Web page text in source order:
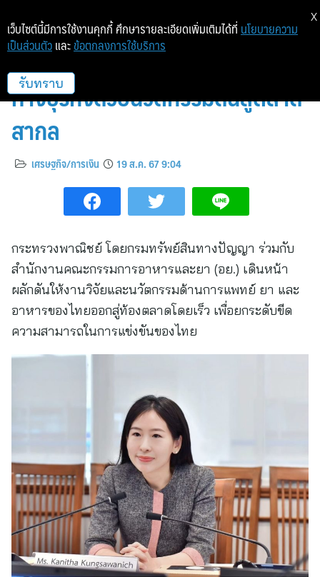
พาณิชย์ จับมือ อย. สร้างแต้มต่อ
ทางธุรกิจด้วยนวัตกรรมดันสู่ตลาด
สากล
เศรษฐกิจ/การเงิน 19 ส.ค. 67 9:04
กระทรวงพาณิชย์ โดยกรมทรัพย์สินทางปัญญา ร่วมกับ
สำนักงานคณะกรรมการอาหารและยา (อย.) เดินหน้า
ผลักดันให้งานวิจัยและนวัตกรรมด้านการแพทย์ ยา และ
อาหารของไทยออกสู่ท้องตลาดโดยเร็ว เพื่อยกระดับขีด
ความสามารถในการแข่งขันของไทย
เว็บไซต์นี้มีการใช้งานคุกกี้ ศึกษารายละเอียดเพิ่มเติมได้ที่ นโยบายความ
เป็นส่วนตัว และ ข้อตกลงการใช้บริการ
รับทราบ
X